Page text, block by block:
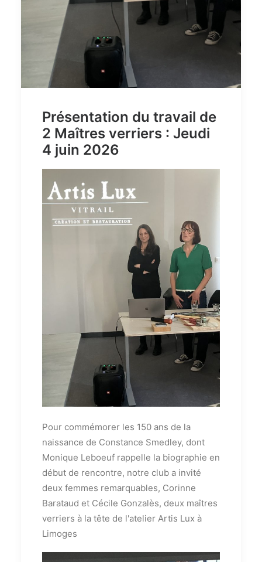
Présentation du travail de
2 Maîtres verriers : Jeudi
4 juin 2026
Pour commémorer les 150 ans de la
naissance de Constance Smedley, dont
Monique Leboeuf rappelle la biographie en
début de rencontre, notre club a invité
deux femmes remarquables, Corinne
Barataud et Cécile Gonzalès, deux maîtres
verriers à la tête de l'atelier Artis Lux à
Limoges